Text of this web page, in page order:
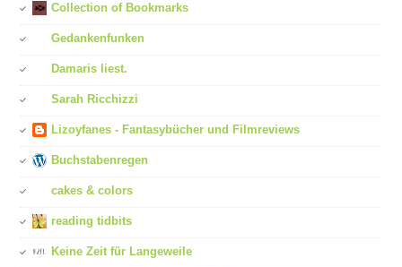
Collection of Bookmarks
Gedankenfunken
Damaris liest.
Sarah Ricchizzi
Lizoyfanes - Fantasybücher und Filmreviews
Buchstabenregen
cakes & colors
reading tidbits
Keine Zeit für Langeweile